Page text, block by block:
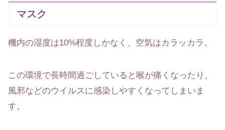
マスク
機内の湿度は10%程度しかなく、空気はカラッカラ。
この環境で長時間過ごしていると喉が痛くなったり、
風邪などのウイルスに感染しやすくなってしまいま
す。